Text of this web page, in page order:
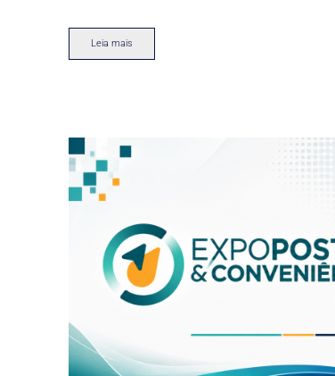
Leia mais